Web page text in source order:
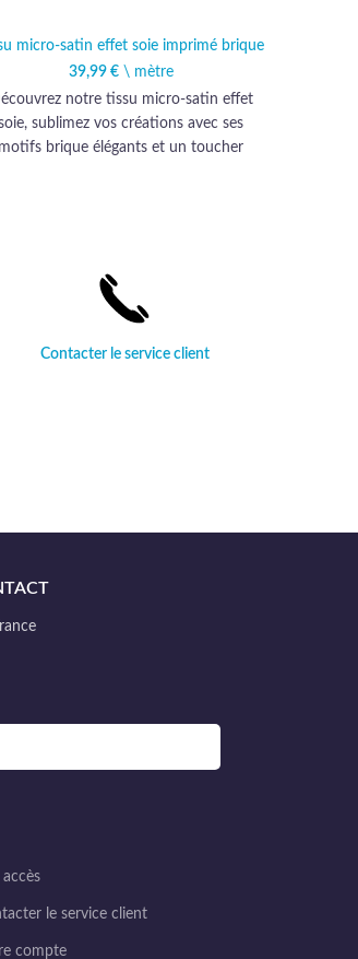
micro-satin effet soie imprimé brique
39,99 €\ mètre
notre tissu micro-satin effet
sublimez vos créations avec ses
motifs brique élégants et un toucher
Contacter le service client
accès
le service client
compte